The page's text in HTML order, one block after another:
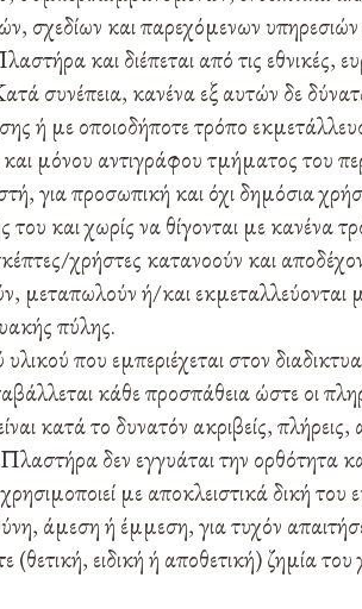
σχεδίων και παρεχόμενων υπηρεσιών
και διέπεται από τις εθνικές,
συνέπεια, κανένα εξ αυτών δε
ή με οποιοδήποτε τρόπο
μόνου αντιγράφου τμήματος του
για προσωπική και όχι δημόσια
και χωρίς να θίγονται με κανένα
χρήστες κατανοούν και
μεταπωλούν ή/και εκμεταλλεύονται
πύλης.
που εμπεριέχεται στον
κάθε προσπάθεια ώστε οι
κατά το δυνατόν ακριβείς,
δεν εγγυάται την ορθότητα
με αποκλειστικά δική
άμεση ή έμμεση, για τυχόν
(θετική, ειδική ή αποθετική) ζημία